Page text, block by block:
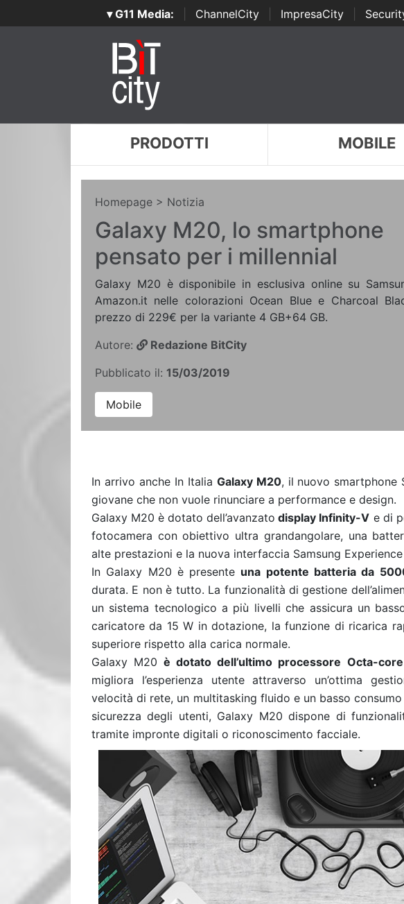
▾ G11 Media: ChannelCity ImpresaCity
PRODOTTI MOBILE
Homepage > Notizia
Galaxy M20, lo smartphone
pensato per i millennial
Galaxy M20 è disponibile in esclusiva online su
Amazon.it nelle colorazioni Ocean Blue e Charcoal
prezzo di 229€ per la variante 4 GB+64 GB.
Autore:
Redazione BitCity
Pubblicato il: 15/03/2019
Mobile
In arrivo anche In Italia Galaxy M20, il nuovo smartphone
giovane che non vuole rinunciare a performance e design.
Galaxy M20 è dotato dell’avanzato display Infinity-V e di
fotocamera con obiettivo ultra grandangolare, una
alte prestazioni e la nuova interfaccia Samsung Experience
In Galaxy M20 è presente una potente batteria da
durata. E non è tutto. La funzionalità di gestione
un sistema tecnologico a più livelli che assicura un
caricatore da 15 W in dotazione, la funzione di ricarica
superiore rispetto alla carica normale.
Galaxy M20 è dotato dell’ultimo processore Octa-
migliora l’esperienza utente attraverso un’ottima
velocità di rete, un multitasking fluido e un basso
sicurezza degli utenti, Galaxy M20 dispone di
tramite impronte digitali o riconoscimento facciale.